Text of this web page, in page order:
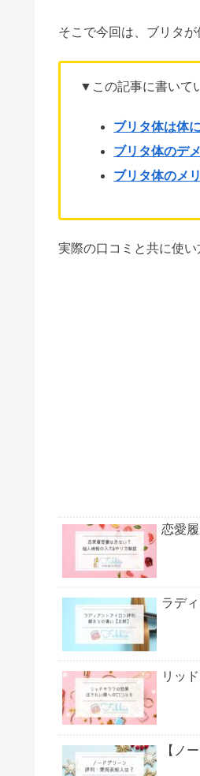
そこで今回は、ブリタ
▼この記事に書いて
ブリタ体は体
ブリタ体のデ
ブリタ体のメ
実際の口コミと共に使
恋愛
ラデ
リッ
【ノ